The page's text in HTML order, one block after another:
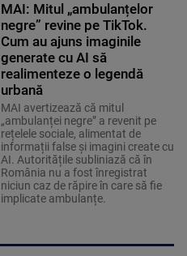
MAI: Mitul „ambulanțelor
negre” revine pe TikTok.
Cum au ajuns imaginile
generate cu AI să
realimenteze o legendă
urbană
MAI avertizează că mitul
„ambulanței negre” a revenit pe
rețelele sociale, alimentat de
informații false și imagini create cu
AI. Autoritățile subliniază că în
România nu a fost înregistrat
niciun caz de răpire în care să fie
implicate ambulanțe.